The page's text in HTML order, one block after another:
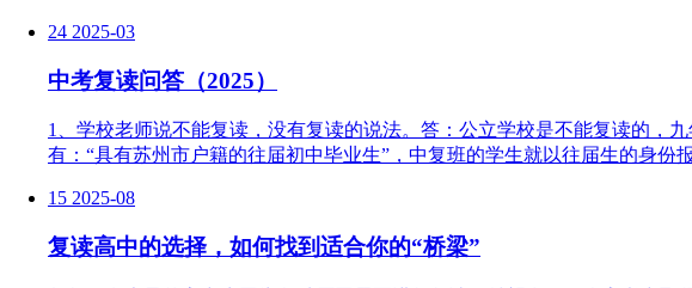
24 2025-03
中考复读问答（2025）
1、学校老师说不能复读，没有复读的说法。答：公立学校是不能复读的，
有：“具有苏州市户籍的往届初中毕业生”，中复班的学生就以往届生的身份
15 2025-08
复读高中的选择，如何找到适合你的“桥梁”